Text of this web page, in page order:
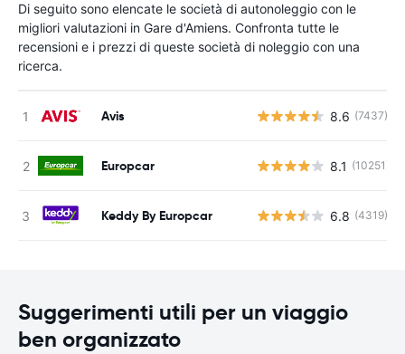
Di seguito sono elencate le società di autonoleggio con le
migliori valutazioni in Gare d'Amiens. Confronta tutte le
recensioni e i prezzi di queste società di noleggio con una
ricerca.
Avis 8.6 (7437)
Europcar 8.1 (10251)
Keddy By Europcar 6.8 (4319)
Suggerimenti utili per un viaggio
ben organizzato